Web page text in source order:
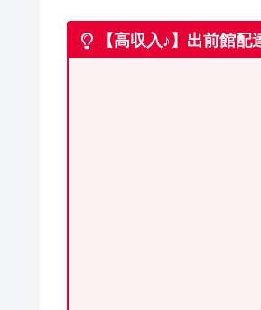
【高収入♪】出前館配